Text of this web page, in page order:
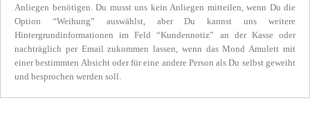
Anliegen benötigen. Du musst uns kein Anliegen mitteilen, wenn Du die
Option “Weihung” auswählst, aber Du kannst uns weitere
Hintergrundinformationen im Feld “Kundennotiz” an der Kasse oder
nachträglich per Email zukommen lassen, wenn das Mond Amulett mit
einer bestimmten Absicht oder für eine andere Person als Du selbst geweiht
und besprochen werden soll.